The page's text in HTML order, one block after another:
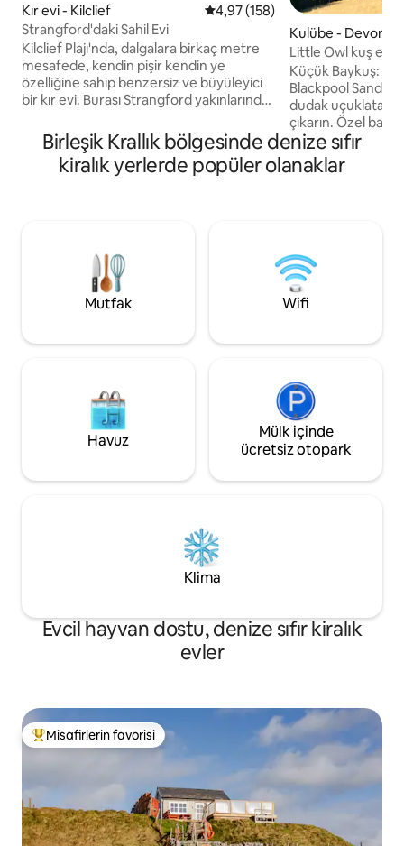
Kır evi - Kilclief 5 üzerinden ortalama 4,97
4,97 (158)
Strangford'daki Sahil Evi
Kilclief Plajı'nda, dalgalara birkaç metre
mesafede, kendin pişir kendin ye
özelliğine sahip benzersiz ve büyüleyici
bir kır evi. Burası Strangford yakınlarında
bölgedir. Sıcak bir ortam sunan tek yatak
odalı evimizde su sporlarının (özellikle
yüzmenin), yürüyüşün, bisiklete
hariç!) muhteşem deniz manzarasına
mesafededir; dağlar, golf sahaları, doğa
koruma alanları ve çok daha fazlası
Kulübe - Devon
Little Owl kuş evi:
manzarası
Küçük Baykuş:
Blackpool
dudak uçuklatan
çıkarın. Özel
verandada)
Owl
Güzel Captains
vardır. Bilgi:
yok ama 4G var.
Buzzard veya
ikisi de
Birleşik Krallık bölgesinde denize sıfır
kiralık yerlerde popüler olanaklar
Mutfak Wifi
Havuz
Mülk içinde
ücretsiz otopark
Klima
Evcil hayvan dostu, denize sıfır kiralık
evler
Misafirlerin favorilerinden en beğenilenler arasında
Misafirlerin favorisi